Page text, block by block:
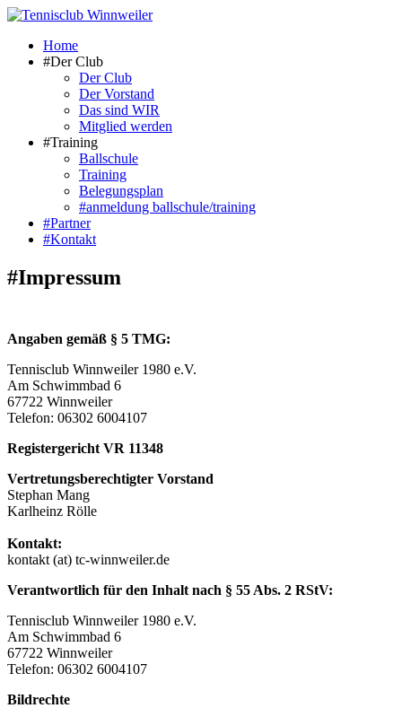
Zum
springenHome
#Der Club
Der Club
Der Vorstand
Das sind WIR
Mitglied werden
#Training
Ballschule
Training
Belegungsplan
#anmeldung ballschule/training
#Partner
#Kontakt
#Impressum
Angaben gemäß § 5 TMG:
Tennisclub Winnweiler 1980 e.V.
Am Schwimmbad 6
67722 Winnweiler
Telefon: 06302 6004107
Registergericht VR 11348
Vertretungsberechtigter Vorstand
Stephan Mang
Karlheinz Rölle
Kontakt:
kontakt (at) tc-winnweiler.de
Verantwortlich für den Inhalt nach § 55 Abs. 2 RStV:
Tennisclub Winnweiler 1980 e.V.
Am Schwimmbad 6
67722 Winnweiler
Telefon: 06302 6004107
Bildrechte